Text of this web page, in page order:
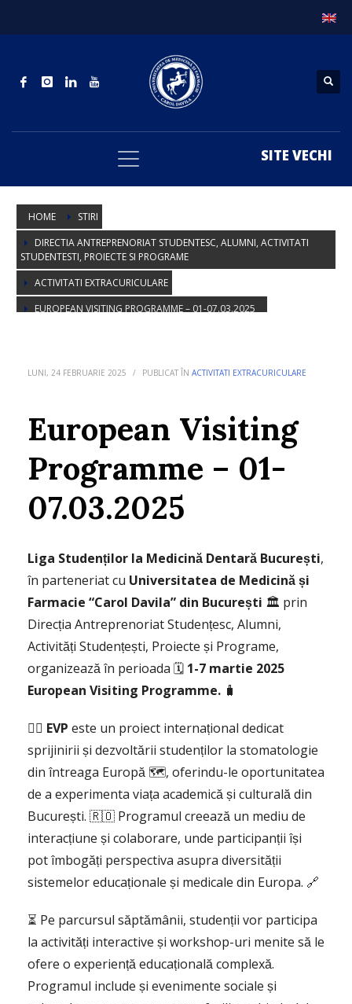
SITE VECHI
HOME
STIRI
DIRECTIA ANTREPRENORIAT STUDENTESC, ALUMNI, ACTIVITATI
STUDENTESTI, PROIECTE SI PROGRAME
ACTIVITATI EXTRACURICULARE
EUROPEAN VISITING PROGRAMME – 01-07.03.2025
LUNI, 24 FEBRUARIE 2025 / PUBLICAT ÎN ACTIVITATI EXTRACURICULARE
European Visiting
Programme – 01-
07.03.2025
Liga Studenților la Medicină Dentară București,
în parteneriat cu Universitatea de Medicină și
Farmacie “Carol Davila” din București 🏛️ prin
Direcția Antreprenoriat Studențesc, Alumni,
Activități Studențești, Proiecte și Programe,
organizează în perioada 🗓️ 1-7 martie 2025
European Visiting Programme. 🧳
👉🏼 EVP este un proiect internațional dedicat
sprijinirii și dezvoltării studenților la stomatologie
din întreaga Europă 🗺️, oferindu-le oportunitatea
de a experimenta viața academică și culturală din
București. 🇷🇴 Programul creează un mediu de
interacțiune și colaborare, unde participanții își
pot îmbogăți perspectiva asupra diversității
sistemelor educaționale și medicale din Europa. 🔗
⏳ Pe parcursul săptămânii, studenții vor participa
la activități interactive și workshop-uri menite să le
ofere o experiență educațională complexă.
Programul include și evenimente sociale și